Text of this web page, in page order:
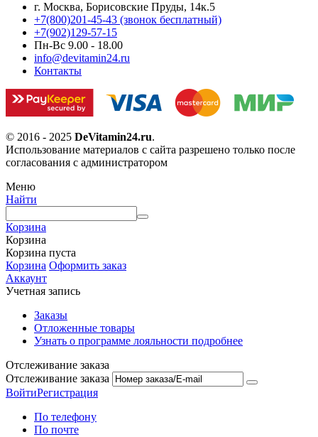
г. Москва, Борисовские Пруды, 14к.5
+7(800)201-45-43 (звонок бесплатный)
+7(902)129-57-15
Пн-Вс 9.00 - 18.00
info@devitamin24.ru
Контакты
© 2016 - 2025 DeVitamin24.ru.
Использование материалов с сайта разрешено только после
согласования с администратором
Меню
Найти
Корзина
Корзина
Корзина пуста
Корзина Оформить заказ
Аккаунт
Учетная запись
Заказы
Отложенные товары
Узнать о программе лояльности подробнее
Отслеживание заказа
Отслеживание заказа
ВойтиРегистрация
По телефону
По почте